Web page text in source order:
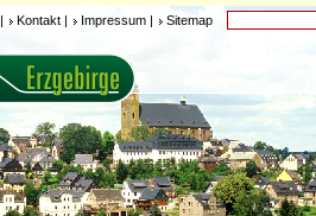
| Kontakt | Impressum | Sitemap